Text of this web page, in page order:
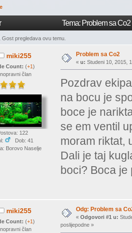
Tema: Problem sa
Gost pregledava ovu temu.
miki255
Count: (+1)
član
122
Dob: 41
Borovo Naselje
Problem sa Co2
« u: Studeni 10, 2015,
Pozdrav
na bocu je
boce je
se em ventil
moram riktat,
Dali je taj
boci? Boca je
miki255
Count: (+1)
član
Odg: Problem sa
« Odgovori #1 u:
poslijepodne »